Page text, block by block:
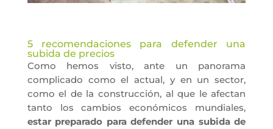
5 recomendaciones para defender una
subida de precios
Como hemos visto, ante un panorama
complicado como el actual, y en un sector,
como el de la construcción, al que le afectan
tanto los cambios económicos mundiales,
estar preparado para defender una subida de